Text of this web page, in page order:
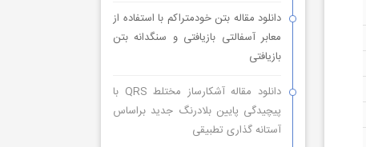
دانلود مقاله بتن خودمتراکم با استفاده از
معابر آسفالتی بازیافتی و سنگدانه بتن
بازیافتی
دانلود مقاله آشکارساز مختلط QRS با
پیچیدگی پایین بلادرنگ جدید براساس
آستانه گذاری تطبیقی